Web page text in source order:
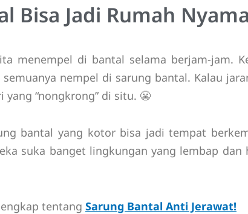
Bisa Jadi Rumah
menempel di bantal selama berjam-jam.
nempel di sarung bantal. Kalau
yang “nongkrong” di situ. 😬
bantal yang kotor bisa jadi tempat
suka banget lingkungan yang lembap
tentang Sarung Bantal Anti Jerawat!